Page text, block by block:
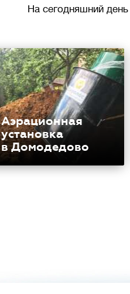
На сегодняшний
Аэрационная
установка
в Домодедово